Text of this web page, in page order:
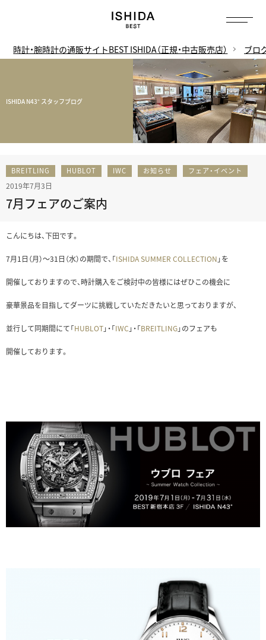
時計・腕時計の通販サイトBEST ISHIDA（正規・中古販売店） ブロ
ISHIDA N43° スタッフブログ
BREITLING HUBLOT IWC お知らせ フェア・イベント
2019年7月3日
7月フェアのご案内
こんにちは、下田です。
7月1日（月）～31日（水）の期間で、「ISHIDA SUMMER COLLECTION 」を
開催しておりますので、時計購入をご検討中の皆様にはぜひこの機会に
豪華景品を目指してダーツに挑戦していただきたいと思っておりますが、
並行して同期間にて「HUBLOT」・「IWC 」・「BREITLING」のフェアも
開催しております。